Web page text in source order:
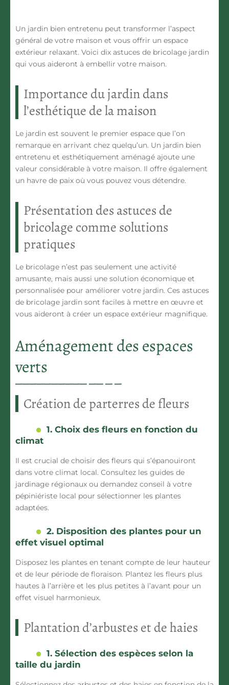
Un jardin bien entretenu peut transformer l’aspect
général de votre maison et vous offrir un espace
extérieur relaxant. Voici dix astuces de bricolage jardin
qui vous aideront à embellir votre maison.
Importance du jardin dans
l’esthétique de la maison
Le jardin est souvent le premier espace que l’on
remarque en arrivant chez quelqu’un. Un jardin bien
entretenu et esthétiquement aménagé ajoute une
valeur considérable à votre maison. Il offre également
un havre de paix où vous pouvez vous détendre.
Présentation des astuces de
bricolage comme solutions
pratiques
Le bricolage n’est pas seulement une activité
amusante, mais aussi une solution économique et
personnalisée pour améliorer votre jardin. Ces astuces
de bricolage jardin sont faciles à mettre en œuvre et
vous aideront à créer un espace extérieur magnifique.
Aménagement des espaces
verts
Création de parterres de fleurs
1. Choix des fleurs en fonction du
climat
Il est crucial de choisir des fleurs qui s’épanouiront
dans votre climat local. Consultez les guides de
jardinage régionaux ou demandez conseil à votre
pépiniériste local pour sélectionner les plantes
adaptées.
2. Disposition des plantes pour un
effet visuel optimal
Disposez les plantes en tenant compte de leur hauteur
et de leur période de floraison. Plantez les fleurs plus
hautes à l’arrière et les plus petites à l’avant pour un
effet visuel harmonieux.
Plantation d’arbustes et de haies
1. Sélection des espèces selon la
taille du jardin